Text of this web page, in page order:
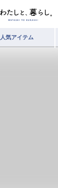
人気アイテム